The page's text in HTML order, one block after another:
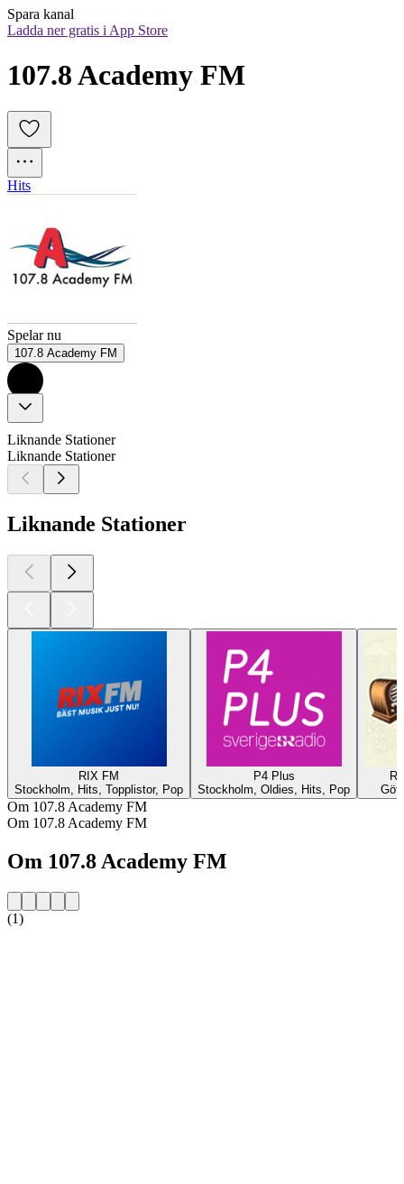
Spara kanal
Ladda ner gratis i App Store
107.8 Academy FM
Hits
Spelar nu
107.8 Academy FM
Liknande Stationer
Liknande Stationer
Liknande Stationer
RIX FM
Stockholm, Hits, Topplistor, Pop
P4 Plus
Stockholm, Oldies, Hits, Pop
Om 107.8 Academy FM
Om 107.8 Academy FM
Om 107.8 Academy FM
(1)